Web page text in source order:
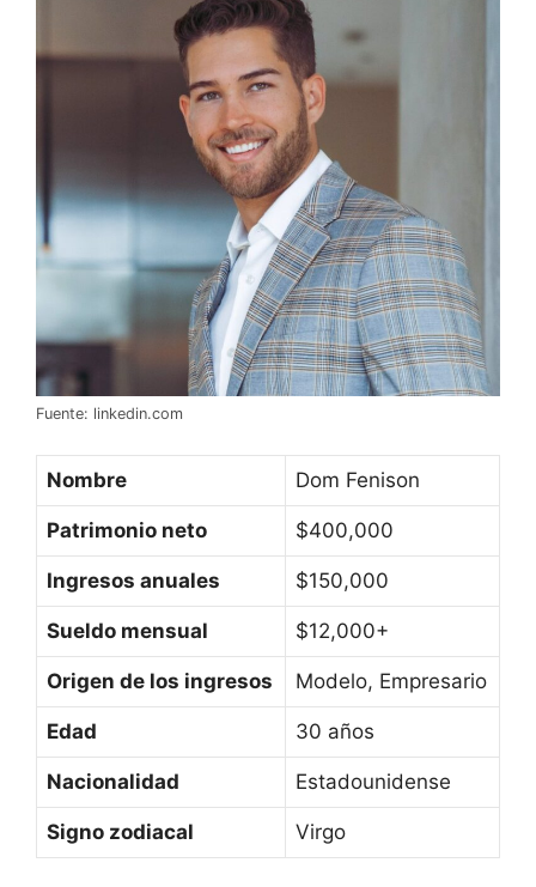
Fuente: linkedin.com
Nombre Dom Fenison
Patrimonio neto $400,000
Ingresos anuales $150,000
Sueldo mensual $12,000+
Origen de los ingresos Modelo, Empresario
Edad 30 años
Nacionalidad Estadounidense
Signo zodiacal Virgo